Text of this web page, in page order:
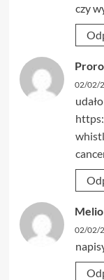
czy
02/02/
Melio
02/02/